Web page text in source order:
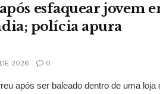
esfaquear jovem
polícia apura
2026 0
após ser baleado dentro de uma loja